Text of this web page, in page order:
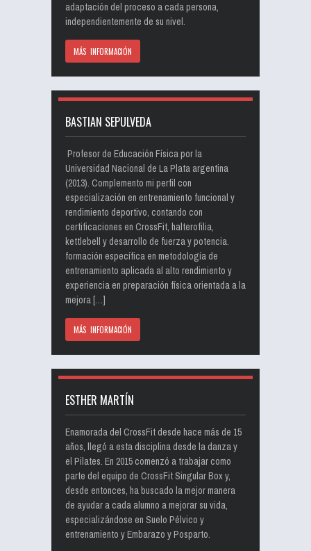
adaptación del proceso a cada persona,
independientemente de su nivel.
MÁS INFORMACIÓN
BASTIAN SEPULVEDA
Profesor de Educación Física por la
Universidad Nacional de La Plata argentina
(2013). Complemento mi perfil con
especialización en entrenamiento funcional y
rendimiento deportivo, contando con
certificaciones en CrossFit, halterofilia,
kettlebell y desarrollo de fuerza y potencia.
formación específica en metodología de
entrenamiento aplicada al alto rendimiento y
experiencia en preparación física orientada a la
mejora […]
MÁS INFORMACIÓN
ESTHER MARTÍN
Enamorada del CrossFit desde hace más de 15
años, llegó a esta disciplina desde la danza y
el Pilates. En 2015 comenzó a trabajar como
parte del equipo de CrossFit Singular Box y,
desde entonces, ha buscado la mejor manera
de ayudar a cada alumno a mejorar su vida,
especializándose en Suelo Pélvico y
entrenamiento y Embarazo y Posparto.